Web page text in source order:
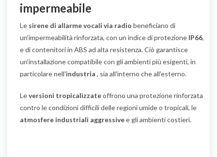
impermeabile
Le sirene di allarme vocali via radio beneficiano di
un'impermeabilità rinforzata, con un indice di protezione IP66,
e di contenitori in ABS ad alta resistenza. Ciò garantisce
un'installazione compatibile con gli ambienti più esigenti, in
particolare nell'industria , sia all'interno che all'esterno.
Leversioni tropicalizzateoffrono una protezione rinforzata
contro le condizioni difficili delle regioni umide o tropicali, le
atmosfere industriali aggressivee gli ambienti costieri.